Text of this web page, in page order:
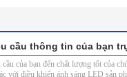
cầu thông tin của bạn